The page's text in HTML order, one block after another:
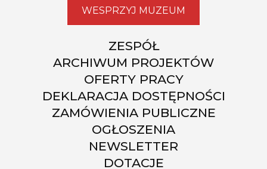
WESPRZYJ MUZEUM
ZESPÓŁ
ARCHIWUM PROJEKTÓW
OFERTY PRACY
DEKLARACJA DOSTĘPNOŚCI
ZAMÓWIENIA PUBLICZNE
OGŁOSZENIA
NEWSLETTER
DOTACJE